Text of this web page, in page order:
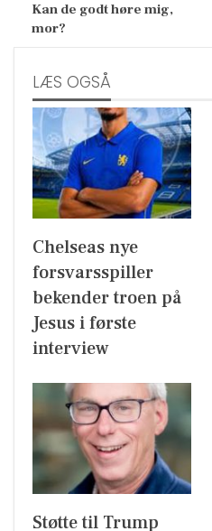
Kan de godt høre mig,
mor?
LÆS OGSÅ
Chelseas nye
forsvarsspiller
bekender troen på
Jesus i første
interview
Støtte til Trump